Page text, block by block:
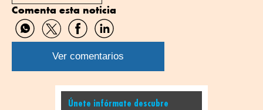
Comenta esta noticia
Compartir
por
WhatsApp
Compartir
por
Twitter
Compartir
por
Facebook
Compartir
por
Linkedin
Ver comentarios
Únete infórmate descubre